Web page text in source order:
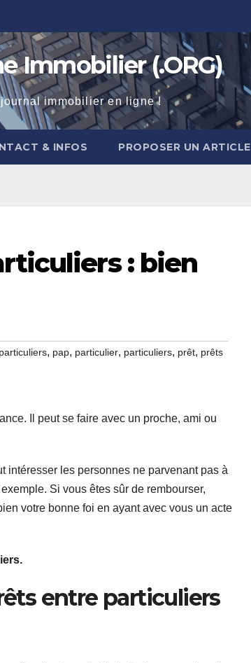
Immobilier (.ORG)
immobilier en ligne !
& INFOS PROPOSER UN ARTICLE
: bien
, pap, particulier, particuliers, prêt, prêts
Il peut se faire avec un proche, ami ou
intéresser les personnes ne parvenant pas à
Si vous êtes sûr de rembourser,
votre bonne foi en ayant avec vous un acte
entre particuliers